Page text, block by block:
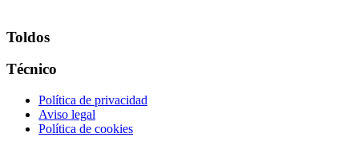
Toldos
Técnico
Política de privacidad
Aviso legal
Política de cookies